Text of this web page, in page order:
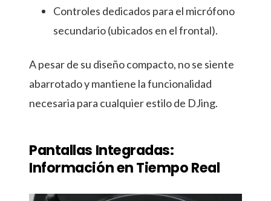
Controles dedicados para el micrófono
secundario (ubicados en el frontal).
A pesar de su diseño compacto, no se siente
abarrotado y mantiene la funcionalidad
necesaria para cualquier estilo de DJing.
Pantallas Integradas:
Información en Tiempo Real